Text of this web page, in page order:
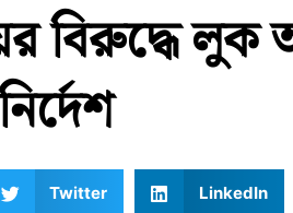
চাষ ফল চাষ মাছ চাষ পোল্ট্রি
উত্তর ২৪
বিরুদ্ধে লুক
Twitter LinkedIn